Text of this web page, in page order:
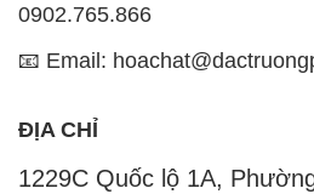
0902.765.866
📧 Email:
ĐỊA CHỈ
1229C Quốc lộ 1A,